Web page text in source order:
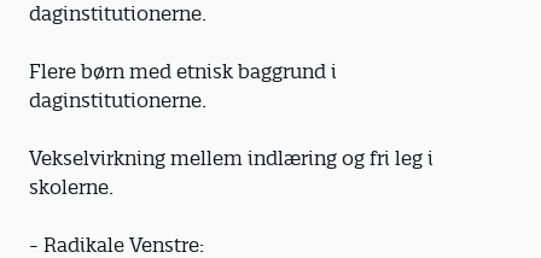
daginstitutionerne.
Flere børn med etnisk baggrund i
daginstitutionerne.
Vekselvirkning mellem indlæring og fri leg i
skolerne.
- Radikale Venstre: